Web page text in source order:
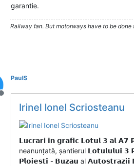
garantie.
Railway fan. But motorways have to be done
Deconectat
PaulS
Irinel Ionel Scriosteanu
𝗟𝘂𝗰𝗿𝗮𝗿𝗶 𝗶𝗻 𝗴𝗿𝗮𝗳𝗶𝗰 𝗟𝗼𝘁𝘂𝗹 𝟯 𝗮𝗹
neanunțată, șantierul 𝗟𝗼𝘁𝘂𝗹𝘂𝗹𝘂𝗶
𝗣𝗹𝗼𝗶𝗲𝘀𝘁𝗶 - 𝗕𝘂𝘇𝗮𝘂 al